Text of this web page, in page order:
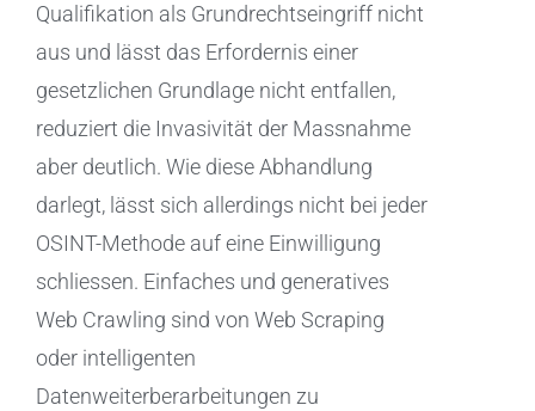
Qualifikation als Grundrechtseingriff nicht
aus und lässt das Erfordernis einer
gesetzlichen Grundlage nicht entfallen,
reduziert die Invasivität der Massnahme
aber deutlich. Wie diese Abhandlung
darlegt, lässt sich allerdings nicht bei jeder
OSINT-Methode auf eine Einwilligung
schliessen. Einfaches und generatives
Web Crawling sind von Web Scraping
oder intelligenten
Datenweiterberarbeitungen zu